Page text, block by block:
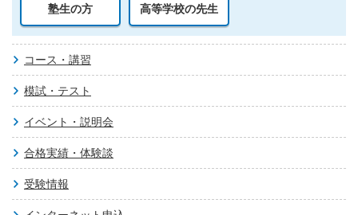
塾生の方 高等学校の先生
コース・講習
模試・テスト
イベント・説明会
合格実績・体験談
受験情報